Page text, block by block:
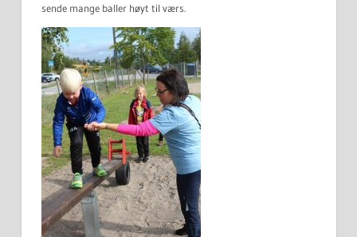
sende mange baller høyt til værs.